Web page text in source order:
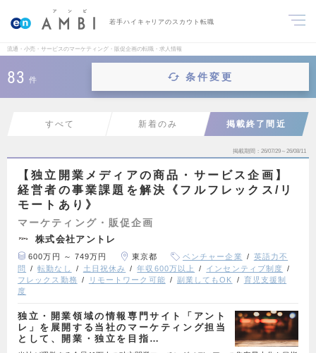
若手ハイキャリアのスカウト転職
流通・小売・サービスのマーケティング・販促企画の転職・求人情報
83 件 条件変更
すべて 新着のみ 掲載終了間近
掲載期間 26/07/29～26/08/11
【独立開業メディアの商品・サービス企画】
経営者の事業課題を解決《フルフレックス/リ
モートあり》
マーケティング・販促企画
株式会社アントレ
600万円 ～ 749万円 東京都 ベンチャー企業
英語力不
問
転勤なし 土日祝休み 年収600万以上
インセンティブ制度
フレックス勤務
リモートワーク可能 副業してもOK
育児支援制
度
独立・開業領域の情報専門サイト「アント
レ」を展開する当社のマーケティング担当
として、開業・独立を目指…